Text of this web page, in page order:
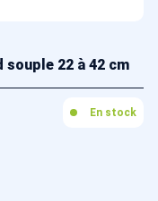
souple 22 à 42 cm
En stock